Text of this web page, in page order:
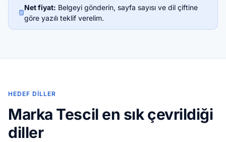
Net fiyat: Belgeyi gönderin, sayfa sayısı ve dil çiftine
göre yazılı teklif verelim.
HEDEF DILLER
Marka Tescil en sık çevrildiği
diller